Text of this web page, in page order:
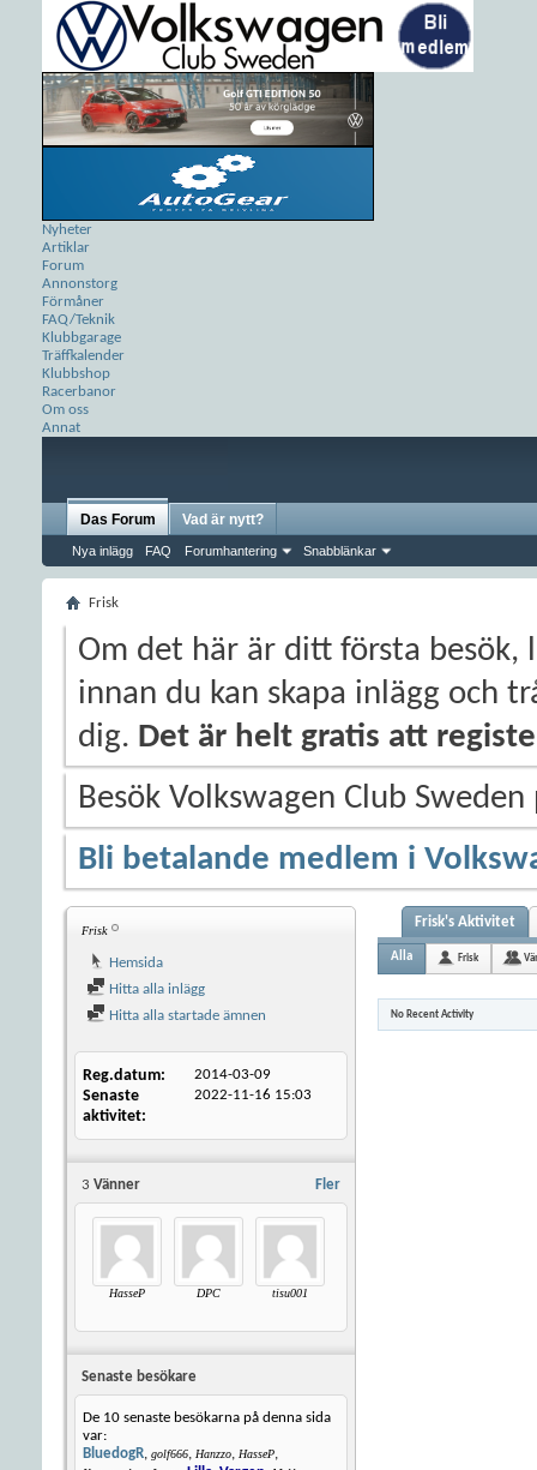
Nyheter
Artiklar
Forum
Annonstorg
Förmåner
FAQ/Teknik
Klubbgarage
Träffkalender
Klubbshop
Racerbanor
Om oss
Annat
Das Forum
Nya inlägg FAQ Forumhantering Snabblänkar
Vad är nytt?
Frisk
Om det här är ditt första besök,
innan du kan skapa inlägg och
dig. Det är helt gratis att
Besök Volkswagen Club
Bli betalande medlem i
Frisk
Hemsida
Hitta alla inlägg
Hitta alla startade ämnen
Reg.datum 2014-03-09
Senaste
aktivitet
2022-11-16 15:03
Fler
3 Vänner
HasseP DPC tisu001
Senaste besökare
De 10 senaste besökarna på denna sida
var:
BluedogR, golf666, Hanzzo, HasseP,
Frisk's Aktivitet
Alla Frisk
No Recent Activity